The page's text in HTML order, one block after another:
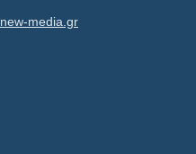
new-media.gr